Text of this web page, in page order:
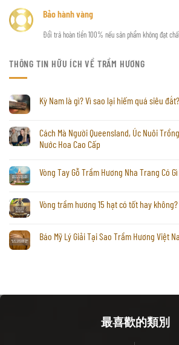
Bảo hành vàng
Đổi trả hoàn tiền 100% nếu sản phẩm không đạt
THÔNG TIN HỮU ÍCH VỀ TRẦM HƯƠNG
Kỳ Nam là gì? Vì sao lại hiếm quá siêu đắt?
Cách Mà Người Queensland, Úc Nuôi
Nước Hoa Cao Cấp
Vòng Tay Gỗ Trầm Hương Nha Trang Có
Vòng trầm hương 15 hạt có tốt hay không?
Báo Mỹ Lý Giải Tại Sao Trầm Hương Việt
最喜歡的類別